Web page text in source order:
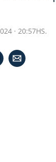
· 20:57HS.